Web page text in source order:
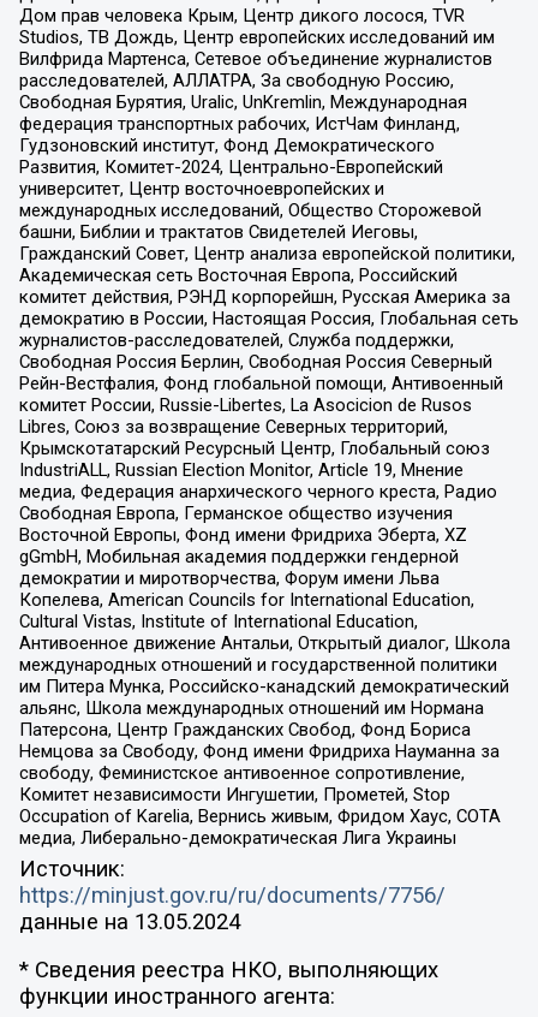
Дом прав человека Крым, Центр дикого лосося, TVR
Studios, ТВ Дождь, Центр европейских исследований им
Вилфрида Мартенса, Сетевое объединение журналистов
расследователей, АЛЛАТРА, За свободную Россию,
Свободная Бурятия, Uralic, UnKremlin, Международная
федерация транспортных рабочих, ИстЧам Финланд,
Гудзоновский институт, Фонд Демократического
Развития, Комитет-2024, Центрально-Европейский
университет, Центр восточноевропейских и
международных исследований, Общество Сторожевой
башни, Библии и трактатов Свидетелей Иеговы,
Гражданский Совет, Центр анализа европейской политики,
Академическая сеть Восточная Европа, Российский
комитет действия, РЭНД корпорейшн, Русская Америка за
демократию в России, Настоящая Россия, Глобальная сеть
журналистов-расследователей, Служба поддержки,
Свободная Россия Берлин, Свободная Россия Северный
Рейн-Вестфалия, Фонд глобальной помощи, Антивоенный
комитет России, Russie-Libertes, La Asocicion de Rusos
Libres, Союз за возвращение Северных территорий,
Крымскотатарский Ресурсный Центр, Глобальный союз
IndustriALL, Russian Election Monitor, Article 19, Мнение
медиа, Федерация анархического черного креста, Радио
Свободная Европа, Германское общество изучения
Восточной Европы, Фонд имени Фридриха Эберта, XZ
gGmbH, Мобильная академия поддержки гендерной
демократии и миротворчества, Форум имени Льва
Копелева, American Councils for International Education,
Cultural Vistas, Institute of International Education,
Антивоенное движение Антальи, Открытый диалог, Школа
международных отношений и государственной политики
им Питера Мунка, Российско-канадский демократический
альянс, Школа международных отношений им Нормана
Патерсона, Центр Гражданских Свобод, Фонд Бориса
Немцова за Свободу, Фонд имени Фридриха Науманна за
свободу, Феминистское антивоенное сопротивление,
Комитет независимости Ингушетии, Прометей, Stop
Occupation of Karelia, Вернись живым, Фридом Хаус, СОТА
медиа, Либерально-демократическая Лига Украины
Источник:
https://minjust.gov.ru/ru/documents/7756/
данные на 13.05.2024
* Сведения реестра НКО, выполняющих
функции иностранного агента: